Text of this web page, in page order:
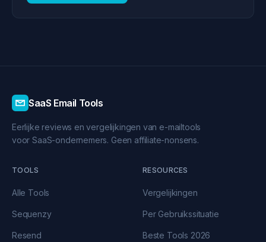
SaaS Email Tools
Eerlijke reviews en vergelijkingen van e-mailtools
voor SaaS-ondernemers. Geen affiliate-nonsens.
TOOLS
Alle Tools
Sequenzy
Resend
RESOURCES
Vergelijkingen
Per Gebruikssituatie
Beste Tools 2026